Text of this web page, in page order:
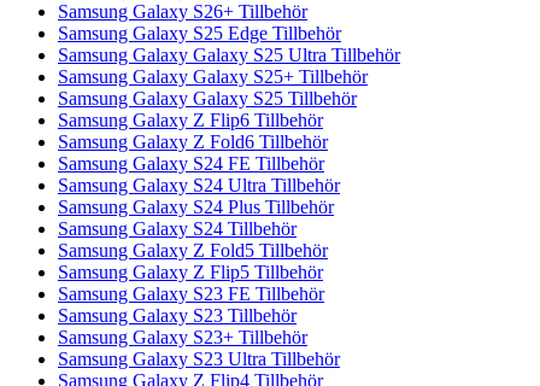
Samsung Galaxy S26+ Tillbehör
Samsung Galaxy S25 Edge Tillbehör
Samsung Galaxy Galaxy S25 Ultra Tillbehör
Samsung Galaxy Galaxy S25+ Tillbehör
Samsung Galaxy Galaxy S25 Tillbehör
Samsung Galaxy Z Flip6 Tillbehör
Samsung Galaxy Z Fold6 Tillbehör
Samsung Galaxy S24 FE Tillbehör
Samsung Galaxy S24 Ultra Tillbehör
Samsung Galaxy S24 Plus Tillbehör
Samsung Galaxy S24 Tillbehör
Samsung Galaxy Z Fold5 Tillbehör
Samsung Galaxy Z Flip5 Tillbehör
Samsung Galaxy S23 FE Tillbehör
Samsung Galaxy S23 Tillbehör
Samsung Galaxy S23+ Tillbehör
Samsung Galaxy S23 Ultra Tillbehör
Samsung Galaxy Z Flip4 Tillbehör